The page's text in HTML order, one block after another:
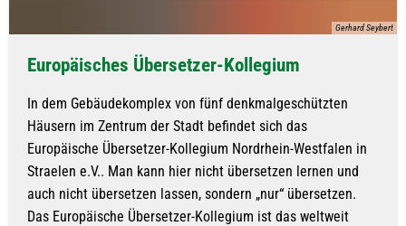
Gerhard Seybert
Europäisches Übersetzer-Kollegium
In dem Gebäudekomplex von fünf denkmalgeschützten
Häusern im Zentrum der Stadt befindet sich das
Europäische Übersetzer-Kollegium Nordrhein-Westfalen in
Straelen e.V.. Man kann hier nicht übersetzen lernen und
auch nicht übersetzen lassen, sondern „nur“ übersetzen.
Das Europäische Übersetzer-Kollegium ist das weltweit